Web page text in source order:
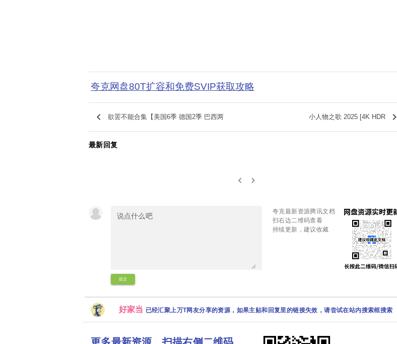
夸克网盘80T扩容和免费SVIP获取攻略
keyboard_arrow_left 欲罢不能合集【美国6季 德国2季 巴西两 小人物之歌 2025 [4K HDR keyboard_arrow_right
最新回复
keyboard_arrow_left keyboard_arrow_right
提交
夸克最新资源腾讯文档
扫右边二维码查看
持续更新，建议收藏
好家当 已经汇聚上万T网友分享的资源，如果主贴和回复里的链接失效，请尝试在站内搜索框搜索